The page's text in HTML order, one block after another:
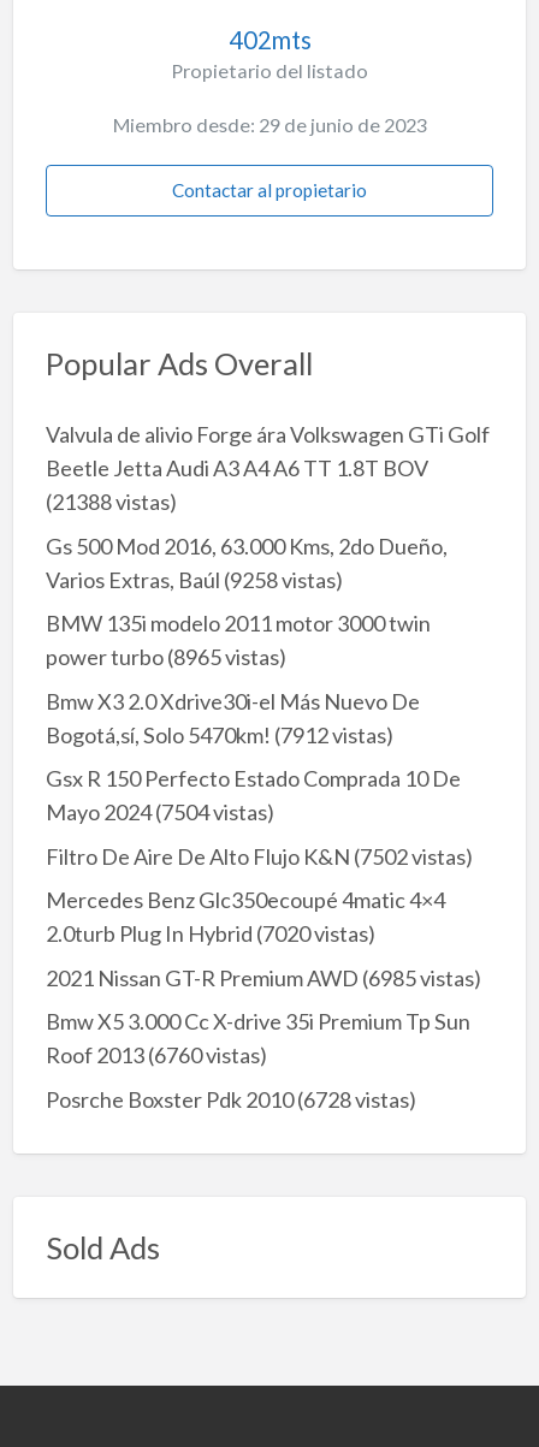
402mts
Propietario del listado
Miembro desde: 29 de junio de 2023
Contactar al propietario
Popular Ads Overall
Valvula de alivio Forge ára Volkswagen GTi Golf
Beetle Jetta Audi A3 A4 A6 TT 1.8T BOV
(21388 vistas)
Gs 500 Mod 2016, 63.000 Kms, 2do Dueño,
Varios Extras, Baúl (9258 vistas)
BMW 135i modelo 2011 motor 3000 twin
power turbo(8965 vistas)
Bmw X3 2.0 Xdrive30i-el Más Nuevo De
Bogotá,sí, Solo 5470km! (7912 vistas)
Gsx R 150 Perfecto Estado Comprada 10 De
Mayo 2024(7504 vistas)
Filtro De Aire De Alto Flujo K&N (7502 vistas)
Mercedes Benz Glc350ecoupé 4matic 4×4
2.0turb Plug In Hybrid (7020 vistas)
2021 Nissan GT-R Premium AWD (6985 vistas)
Bmw X5 3.000 Cc X-drive 35i Premium Tp Sun
Roof 2013(6760 vistas)
Posrche Boxster Pdk 2010(6728 vistas)
Sold Ads